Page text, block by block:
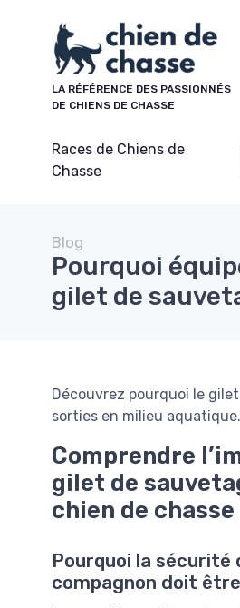
LA RÉFÉRENCE DES PASSIONNÉS
DE CHIENS DE CHASSE
Races de Chiens de
Chasse
Blog
Pourquoi
gilet de
Découvrez pourquoi le
sorties en milieu
Comprendre
gilet de
chien de chasse
Pourquoi la sécurité
compagnon doit